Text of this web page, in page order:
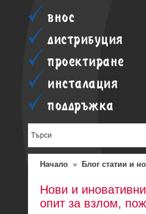
внос
дистрибуция
проектиране
инсталация
поддръжка
Начало » Блог статии и
Нови и
опит за взлом,